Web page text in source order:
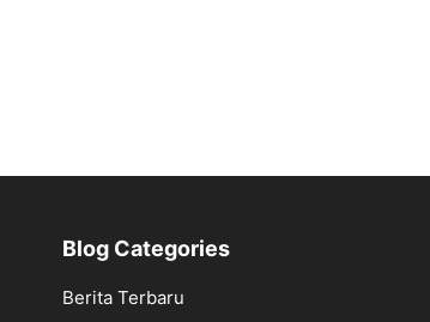
Blog Categories
Berita Terbaru